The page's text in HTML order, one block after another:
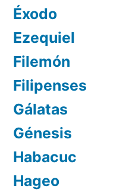
Éxodo
Ezequiel
Filemón
Filipenses
Gálatas
Génesis
Habacuc
Hageo